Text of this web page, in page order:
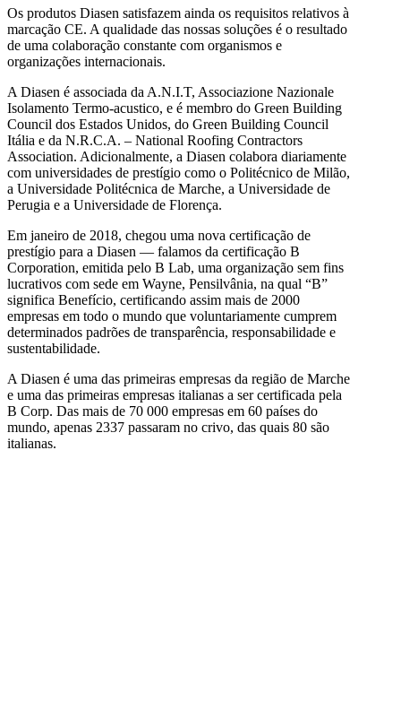
Os produtos Diasen satisfazem ainda os requisitos relativos à
marcação CE. A qualidade das nossas soluções é o resultado
de uma colaboração constante com organismos e
organizações internacionais.
A Diasen é associada da A.N.I.T, Associazione Nazionale
Isolamento Termo-acustico, e é membro do Green Building
Council dos Estados Unidos, do Green Building Council
Itália e da N.R.C.A. – National Roofing Contractors
Association. Adicionalmente, a Diasen colabora diariamente
com universidades de prestígio como o Politécnico de Milão,
a Universidade Politécnica de Marche, a Universidade de
Perugia e a Universidade de Florença.
Em janeiro de 2018, chegou uma nova certificação de
prestígio para a Diasen — falamos da certificação B
Corporation, emitida pelo B Lab, uma organização sem fins
lucrativos com sede em Wayne, Pensilvânia, na qual “B”
significa Benefício, certificando assim mais de 2000
empresas em todo o mundo que voluntariamente cumprem
determinados padrões de transparência, responsabilidade e
sustentabilidade.
A Diasen é uma das primeiras empresas da região de Marche
e uma das primeiras empresas italianas a ser certificada pela
B Corp. Das mais de 70 000 empresas em 60 países do
mundo, apenas 2337 passaram no crivo, das quais 80 são
italianas.